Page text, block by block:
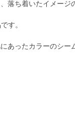
落ち着いたイメージ
す。
あったカラーのシー